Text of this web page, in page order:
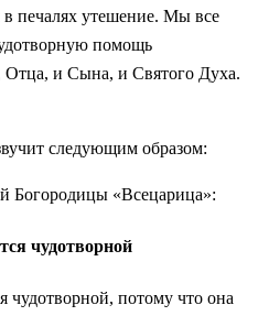
в печалях утешение. Мы все
помощь
Отца, и Сына, и Святого Духа.
следующим образом:
Богородицы «Всецарица»:
чудотворной
чудотворной, потому что она